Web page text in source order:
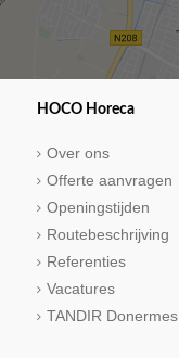
HOCO Horeca
Over ons
Offerte aanvragen
Openingstijden
Routebeschrijving
Referenties
Vacatures
TANDIR Donermes